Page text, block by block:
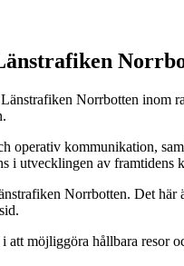
Norrbotten inom
operativ kommunikation,
i utvecklingen av
Norrbotten. Det
möjliggöra hållbara resor